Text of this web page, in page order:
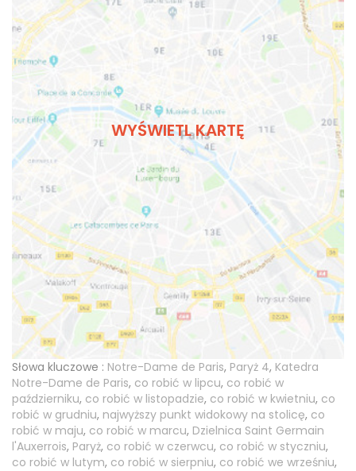
WYŚWIETL KARTĘ
Słowa kluczowe : Notre-Dame de Paris, Paryż 4, Katedra
Notre-Dame de Paris, co robić w lipcu, co robić w
październiku, co robić w listopadzie, co robić w kwietniu, co
robić w grudniu, najwyższy punkt widokowy na stolicę, co
robić w maju, co robić w marcu, Dzielnica Saint Germain
l'Auxerrois, Paryż, co robić w czerwcu, co robić w styczniu,
co robić w lutym, co robić w sierpniu, co robić we wrześniu,